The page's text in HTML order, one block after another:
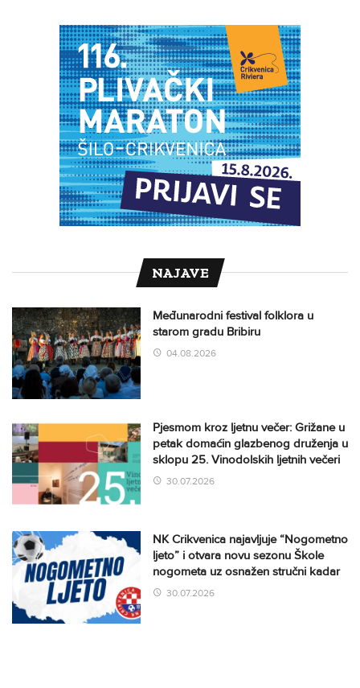
NAJAVE
Međunarodni festival folklora u
starom gradu Bribiru
04.08.2026
Pjesmom kroz ljetnu večer: Grižane u
petak domaćin glazbenog druženja u
sklopu 25. Vinodolskih ljetnih večeri
30.07.2026
NK Crikvenica najavljuje “Nogometno
ljeto” i otvara novu sezonu Škole
nogometa uz osnažen stručni kadar
30.07.2026